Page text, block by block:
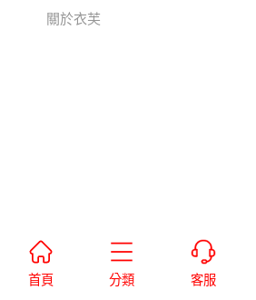
首頁 分類 客服
關於衣芙